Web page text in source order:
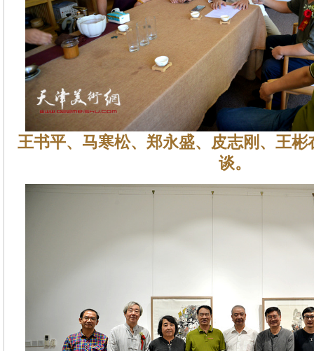
王书平、马寒松、郑永盛、皮志刚、王
谈。